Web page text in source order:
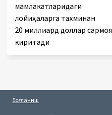
мамлакатларидаги
лойиҳаларга тахминан
20 миллиард доллар сармоя
киритади
Боғланиш